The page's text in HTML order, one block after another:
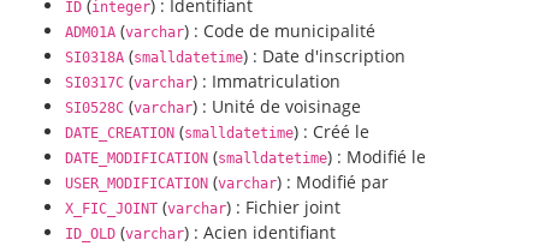
ID (integer) : Identifiant
ADM01A (varchar) : Code de municipalité
SI0318A (smalldatetime) : Date d'inscription
SI0317C (varchar) : Immatriculation
SI0528C (varchar) : Unité de voisinage
DATE_CREATION (smalldatetime) : Créé le
DATE_MODIFICATION (smalldatetime) : Modifié le
USER_MODIFICATION (varchar) : Modifié par
X_FIC_JOINT (varchar) : Fichier joint
ID_OLD (varchar) : Acien identifiant